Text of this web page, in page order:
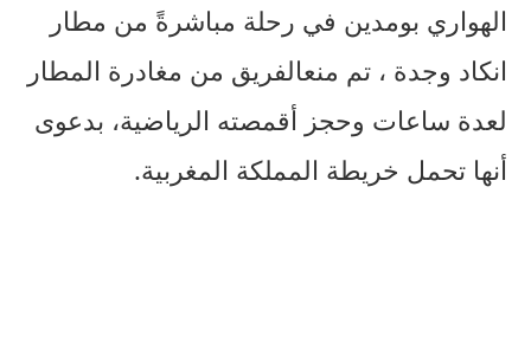
الهواري بومدين في رحلة مباشرةً من مطار
انكاد وجدة ، تم منعالفريق من مغادرة المطار
لعدة ساعات وحجز أقمصته الرياضية، بدعوى
أنها تحمل خريطة المملكة المغربية.